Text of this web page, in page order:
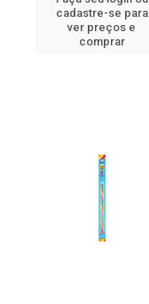
cadastre-se para
ver preços e
comprar